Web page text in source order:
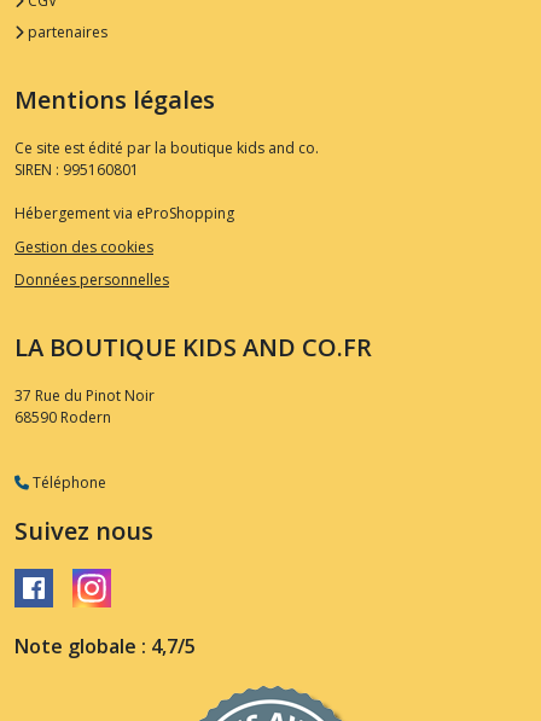
partenaires
Mentions légales
Ce site est édité par la boutique kids and co.
SIREN : 995160801
Hébergement via eProShopping
Gestion des cookies
Données personnelles
LA BOUTIQUE KIDS AND CO.FR
37 Rue du Pinot Noir
68590 Rodern
Téléphone
Suivez nous
Note globale : 4,7/5